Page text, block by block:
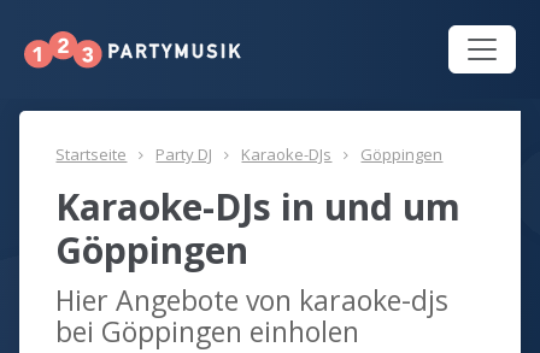
Startseite Party DJ Karaoke-DJs Göppingen
Karaoke-DJs in und um
Göppingen
Hier Angebote von karaoke-djs
bei Göppingen einholen